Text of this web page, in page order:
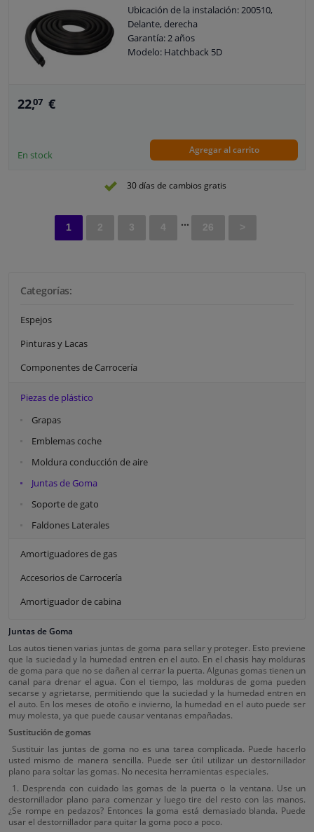
Categorías:
Espejos
Pinturas y Lacas
Componentes de Carrocería
Piezas de plástico
Grapas
Emblemas coche
Moldura conducción de aire
Juntas de Goma
Soporte de gato
Faldones Laterales
Amortiguadores de gas
Accesorios de Carrocería
Amortiguador de cabina
Juntas de Goma
Los autos tienen varias juntas de goma para sellar y proteger. Esto previene
que la suciedad y la humedad entren en el auto. En el chasis hay molduras
de goma para que no se dañen al cerrar la puerta. Algunas gomas tienen un
canal para drenar el agua. Con el tiempo, las molduras de goma pueden
secarse y agrietarse, permitiendo que la suciedad y la humedad entren en
el auto. En los meses de otoño e invierno, la humedad en el auto puede ser
muy molesta, ya que puede causar ventanas empañadas.
Sustitución de gomas
Sustituir las juntas de goma no es una tarea complicada. Puede hacerlo
usted mismo de manera sencilla. Puede ser útil utilizar un destornillador
plano para soltar las gomas. No necesita herramientas especiales.
1. Desprenda con cuidado las gomas de la puerta o la ventana. Use un
destornillador plano para comenzar y luego tire del resto con las manos.
¿Se rompe en pedazos? Entonces la goma está demasiado blanda. Puede
usar el destornillador para quitar la goma poco a poco.
Ubicación de la instalación: 200510,
Delante, derecha
Garantía: 2 años
Modelo: Hatchback 5D
22,07 €
En stock Agregar al carrito
30 días de cambios gratis
1 2 3 4 ... 26 >